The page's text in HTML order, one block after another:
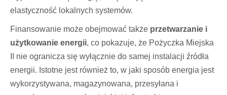
elastyczność lokalnych systemów.
Finansowanie może obejmować także przetwarzanie i
użytkowanie energii, co pokazuje, że Pożyczka Miejska
II nie ogranicza się wyłącznie do samej instalacji źródła
energii. Istotne jest również to, w jaki sposób energia jest
wykorzystywana, magazynowana, przesyłana i